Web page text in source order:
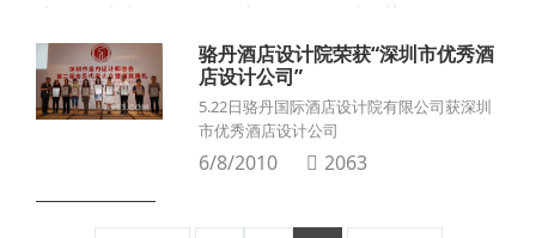
全部 /
大事记 / 集团新闻 /
设计趋势 /
骆丹酒店设计院荣获“深圳市优秀酒
店设计公司”
5.22日骆丹国际酒店设计院有限公司获深圳
市优秀酒店设计公司
6/8/2010 2063